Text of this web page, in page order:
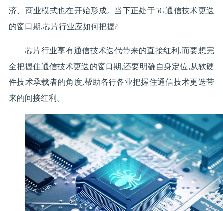
济、商业模式也在开始形成。当下正处于5G通信技术更迭
的窗口期,芯片行业应如何把握?
芯片行业享有通信技术迭代带来的直接红利,而要想完
全把握住通信技术更迭的窗口期,还要明确自身定位,从软硬
件技术承载者的角度,帮助各行各业把握住通信技术更迭带
来的间接红利。